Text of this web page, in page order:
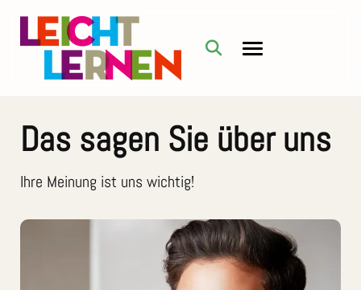
Das sagen Sie über uns
Ihre Meinung ist uns wichtig!